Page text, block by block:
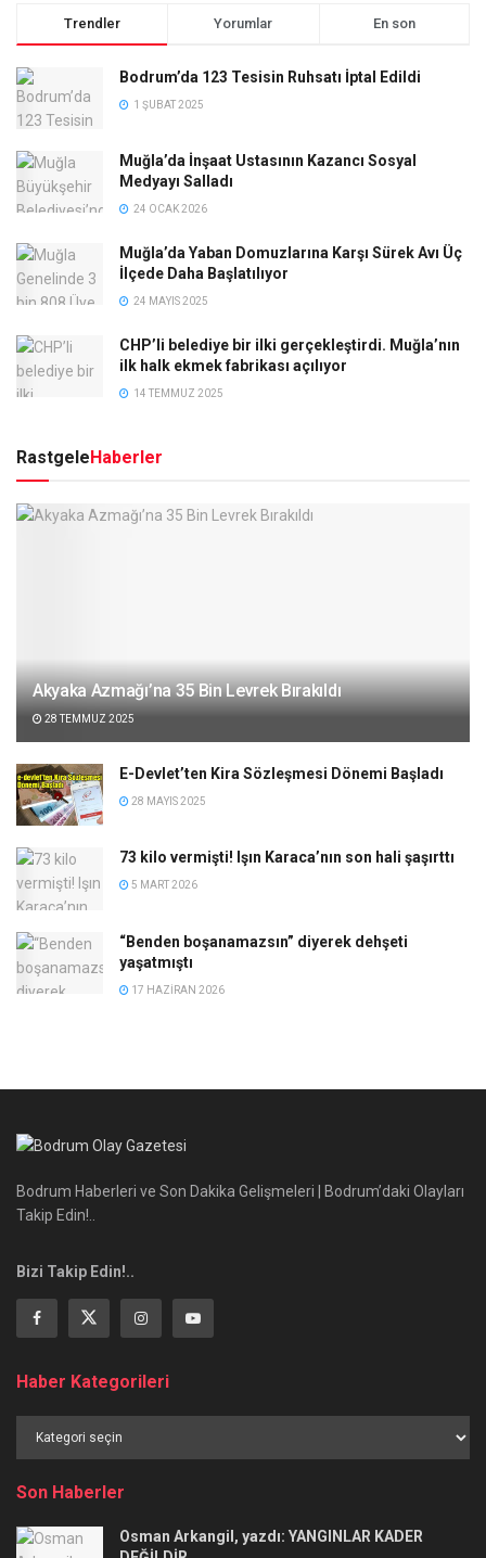
Trendler Yorumlar En son
Bodrum’da 123 Tesisin Ruhsatı İptal Edildi
1 ŞUBAT 2025
Muğla’da İnşaat Ustasının Kazancı Sosyal
Medyayı Salladı
24 OCAK 2026
Muğla’da Yaban Domuzlarına Karşı Sürek Avı Üç
İlçede Daha Başlatılıyor
24 MAYIS 2025
CHP’li belediye bir ilki gerçekleştirdi. Muğla’nın
ilk halk ekmek fabrikası açılıyor
14 TEMMUZ 2025
Rastgele Haberler
Akyaka Azmağı’na 35 Bin Levrek Bırakıldı
28 TEMMUZ 2025
E-Devlet’ten Kira Sözleşmesi Dönemi Başladı
28 MAYIS 2025
73 kilo vermişti! Işın Karaca’nın son hali şaşırttı
5 MART 2026
“Benden boşanamazsın” diyerek dehşeti
yaşatmıştı
17 HAZIRAN 2026
Bodrum Haberleri ve Son Dakika Gelişmeleri | Bodrum’daki Olayları
Takip Edin!..
Bizi Takip Edin!..
Haber Kategorileri
Kategorileri
Son Haberler
Osman Arkangil, yazdı: YANGINLAR KADER